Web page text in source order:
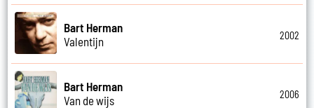
Bart Herman
Valentijn
2002
Bart Herman
Van de wijs
2006